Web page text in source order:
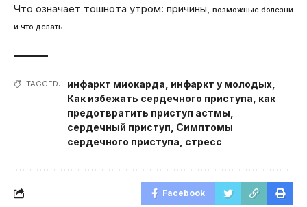
Что означает тошнота утром: причины, возможные болезни
и что делать.
TAGGED: инфаркт миокарда инфаркт у молодых
Как избежать сердечного приступа как
предотвратить приступ астмы
сердечный приступ Симптомы
сердечного приступа стресс
Facebook